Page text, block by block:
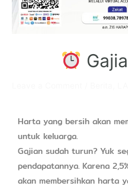
Harta yang bersih akan
untuk keluarga.
Gajian sudah turun? Yuk
pendapatannya. Karena
akan membersihkan harta